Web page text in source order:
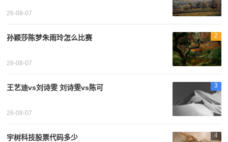
26-08-07
2
孙颖莎陈梦朱雨玲怎么比赛
26-08-07
3
王艺迪vs刘诗雯 刘诗雯vs陈可
26-08-07
4
宇树科技股票代码多少